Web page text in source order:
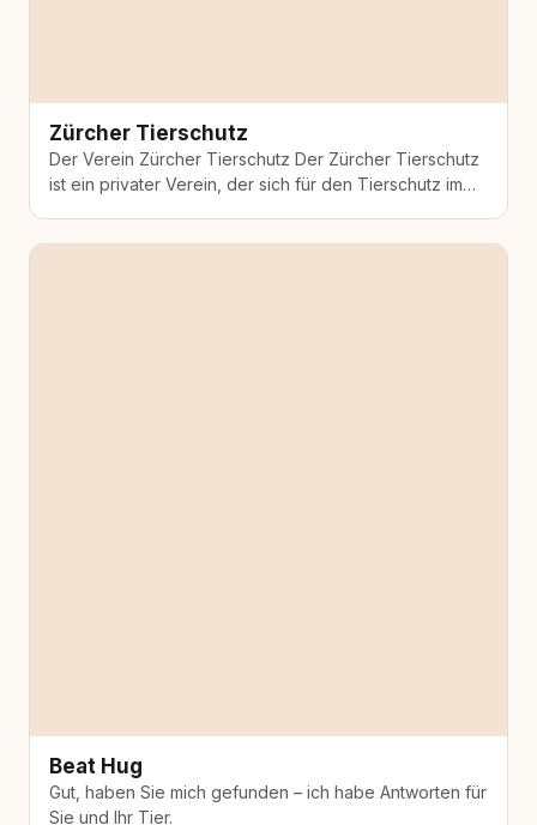
Zürcher Tierschutz
Der Verein Zürcher Tierschutz Der Zürcher Tierschutz
ist ein privater Verein, der sich für den Tierschutz im
Beat Hug
Gut, haben Sie mich gefunden – ich habe Antworten für
Sie und Ihr Tier.